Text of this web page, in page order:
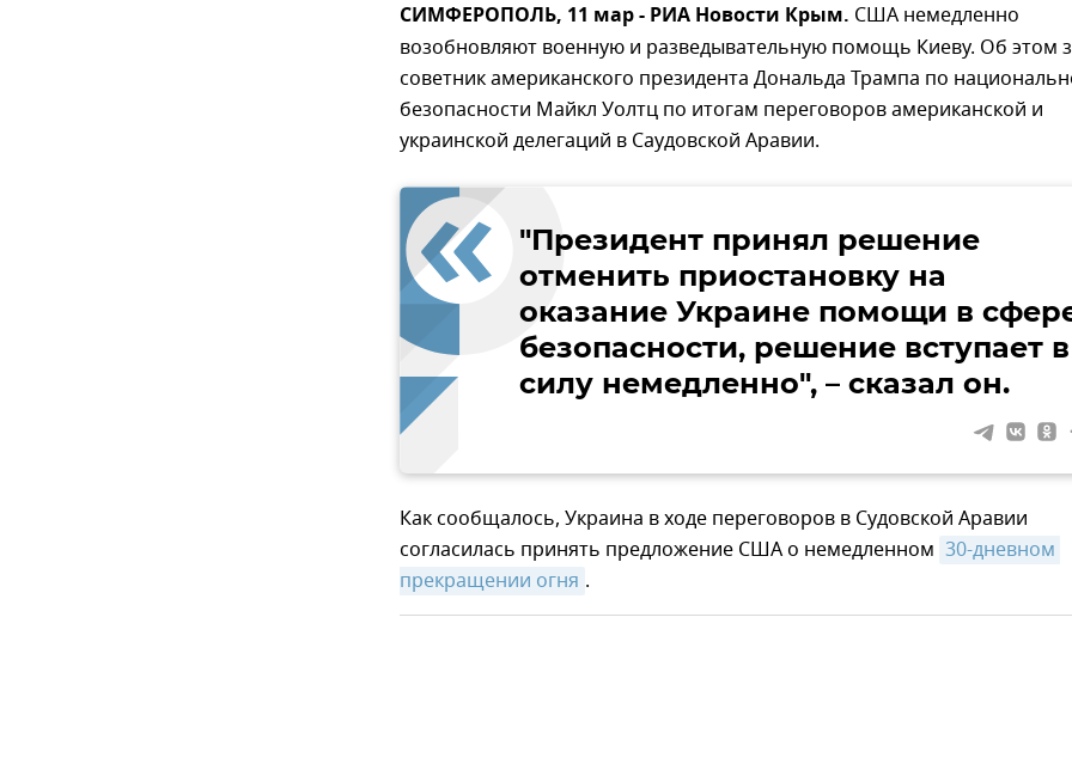
СИМФЕРОПОЛЬ, 11 мар - РИА Новости Крым. США немедленно
возобновляют военную и разведывательную помощь Киеву. Об этом
советник американского президента Дональда Трампа по
безопасности Майкл Уолтц по итогам переговоров американской и
украинской делегаций в Саудовской Аравии.
"Президент принял решение
отменить приостановку на
оказание Украине помощи в
безопасности, решение вступает в
силу немедленно", – сказал он.
Как сообщалось, Украина в ходе переговоров в Судовской Аравии
согласилась принять предложение США о немедленном 30-дневном
прекращении огня .